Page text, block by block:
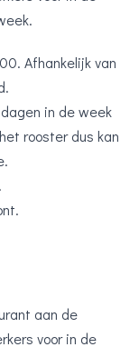
Afhankelijk van
in de week
rooster dus kan
aan de
voor in de